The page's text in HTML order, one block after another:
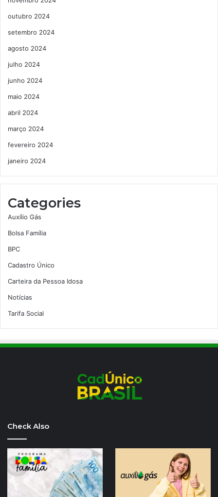
outubro 2024
setembro 2024
agosto 2024
julho 2024
junho 2024
maio 2024
abril 2024
março 2024
fevereiro 2024
janeiro 2024
Categories
Auxílio Gás
Bolsa Família
BPC
Cadastro Único
Carteira da Pessoa Idosa
Notícias
Tarifa Social
Check Also